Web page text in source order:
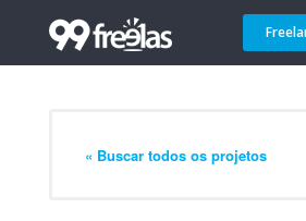
« Buscar todos os projetos